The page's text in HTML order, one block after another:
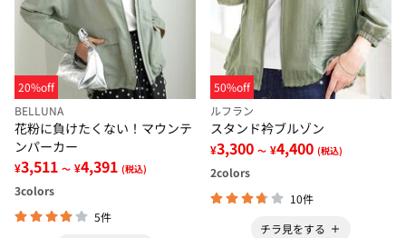
20%off
BELLUNA
花粉に負けたくない！マウンテ
ンパーカー
¥3,511 ～ ¥4,391 (税込)
3colors
5件
50%off
ルフラン
スタンド衿ブルゾン
¥3,300 ～ ¥4,400 (税込)
2colors
10件
チラ見をする